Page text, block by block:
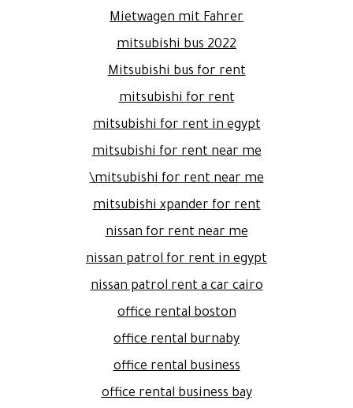
Mietwagen mit Fahrer
mitsubishi bus 2022
Mitsubishi bus for rent
mitsubishi for rent
mitsubishi for rent in egypt
mitsubishi for rent near me
mitsubishi for rent near me\
mitsubishi xpander for rent
nissan for rent near me
nissan patrol for rent in egypt
nissan patrol rent a car cairo
office rental boston
office rental burnaby
office rental business
office rental business bay